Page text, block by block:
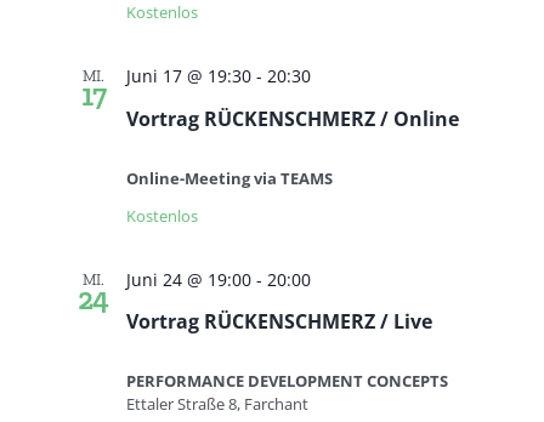
Kostenlos
MI.
17
Vortrag RÜCKENSCHMERZ / Online
Juni 17 @ 19:30- 20:30
Online-Meeting via TEAMS
Kostenlos
MI.
24
Vortrag RÜCKENSCHMERZ / Live
Juni 24 @ 19:00- 20:00
PERFORMANCE DEVELOPMENT CONCEPTS
Ettaler Straße 8, Farchant